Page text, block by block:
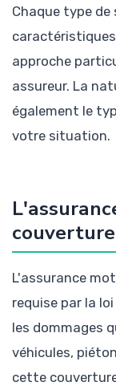
Chaque type
approche
assureur. La
également le
votre situation.
L'assurance
requise par la
les dommages
véhicules,
cette